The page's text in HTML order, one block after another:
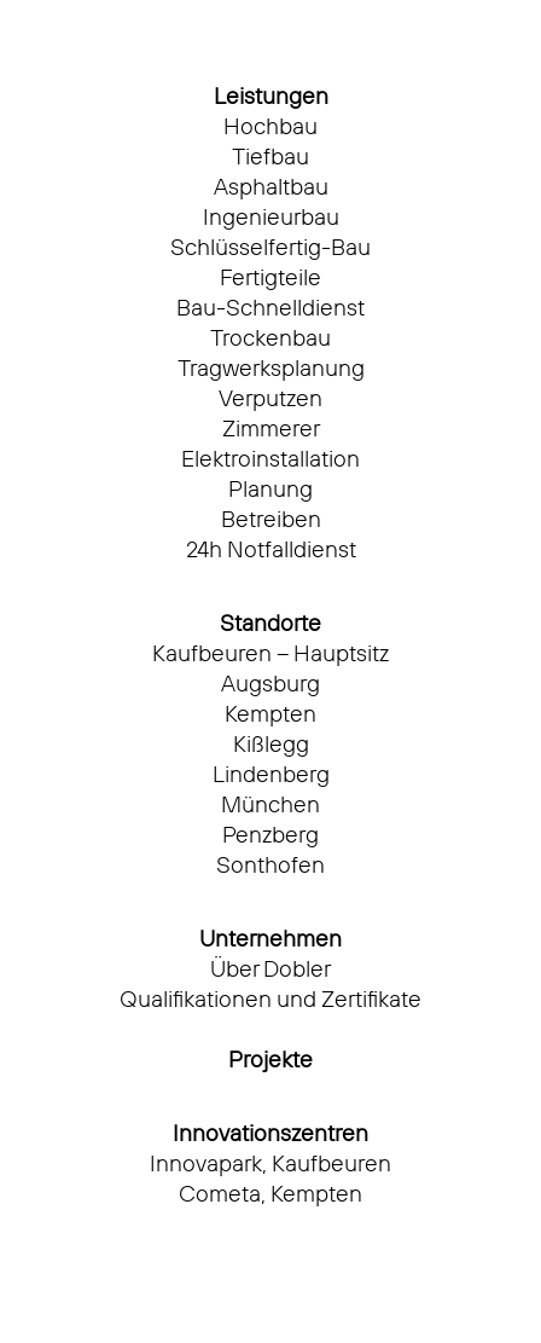
Leistungen
Hochbau
Tiefbau
Asphaltbau
Ingenieurbau
Schlüsselfertig-Bau
Fertigteile
Bau-Schnelldienst
Trockenbau
Tragwerksplanung
Verputzen
Zimmerer
Elektroinstallation
Planung
Betreiben
24h Notfalldienst
Standorte
Kaufbeuren – Hauptsitz
Augsburg
Kempten
Kißlegg
Lindenberg
München
Penzberg
Sonthofen
Unternehmen
Über Dobler
Qualifikationen und Zertifikate
Projekte
Innovationszentren
Innovapark, Kaufbeuren
Cometa, Kempten